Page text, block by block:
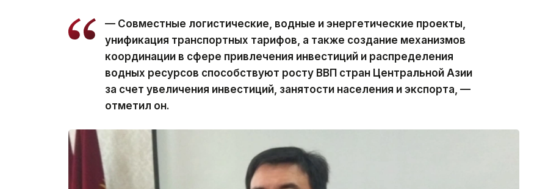
— Совместные логистические, водные и энергетические проекты,
унификация транспортных тарифов, а также создание механизмов
координации в сфере привлечения инвестиций и распределения
водных ресурсов способствуют росту ВВП стран Центральной Азии
за счет увеличения инвестиций, занятости населения и экспорта, —
отметил он.